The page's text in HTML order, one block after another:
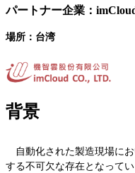
パートナー企業：
場所：台湾
背景
自動化された製造現場に
する不可欠な存在となって